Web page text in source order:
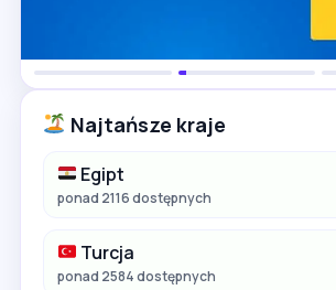
Najtańsze kraje
Egipt
ponad 2116 dostępnych
Turcja
ponad 2584 dostępnych